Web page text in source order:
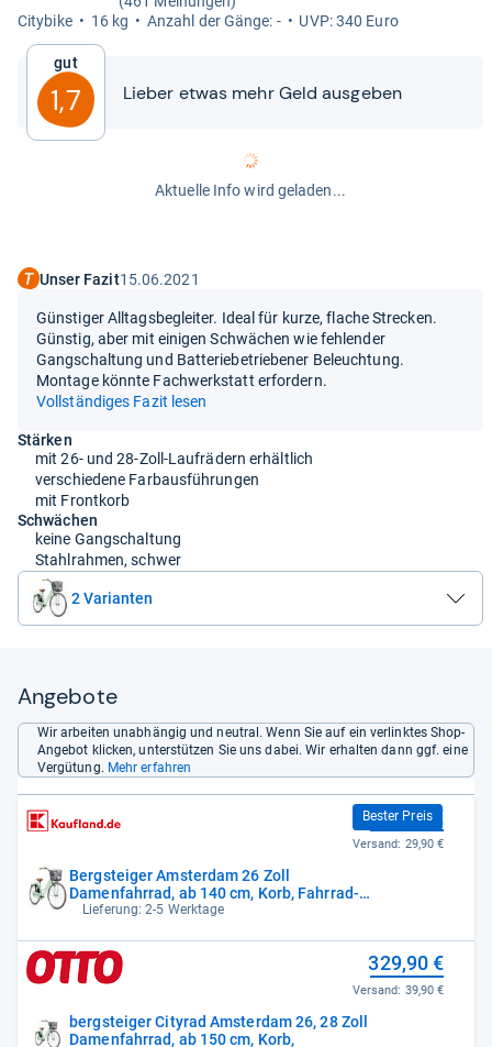
City­bike
16 kg Anzahl der Gänge: - UVP: 340 Euro
Gut
1,7 Lie­ber etwas mehr Geld aus­ge­ben
Aktuelle Info wird geladen...
Unser Fazit15.06.2021
Günstiger Alltagsbegleiter. Ideal für kurze, flache Strecken.
Günstig, aber mit einigen Schwächen wie fehlender
Gangschaltung und Batteriebetriebener Beleuchtung.
Montage könnte Fachwerkstatt erfordern.
Vollständiges Fazit lesen
Stärken
mit 26- und 28-Zoll-Laufrädern erhältlich
verschiedene Farbausführungen
mit Frontkorb
Schwächen
keine Gangschaltung
Stahlrahmen, schwer
2 Varianten
Angebote
Wir arbeiten unabhängig und neutral. Wenn Sie auf ein verlinktes Shop-
Angebot klicken, unterstützen Sie uns dabei. Wir erhalten dann ggf. eine
Vergütung. Mehr erfahren
Bergsteiger Amsterdam 26 Zoll
Damenfahrrad, ab 140 cm, Korb, Fahrrad-
Licht,
Lieferung: 2-5 Werktage
Bester Preis
329,90 €
Versand: 29,90 €
bergsteiger Cityrad Amsterdam 26, 28 Zoll
Damenfahrrad, ab 150 cm, Korb,
329,90 €
Versand: 39,90 €